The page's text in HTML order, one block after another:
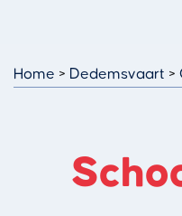
Home Dedemsvaart